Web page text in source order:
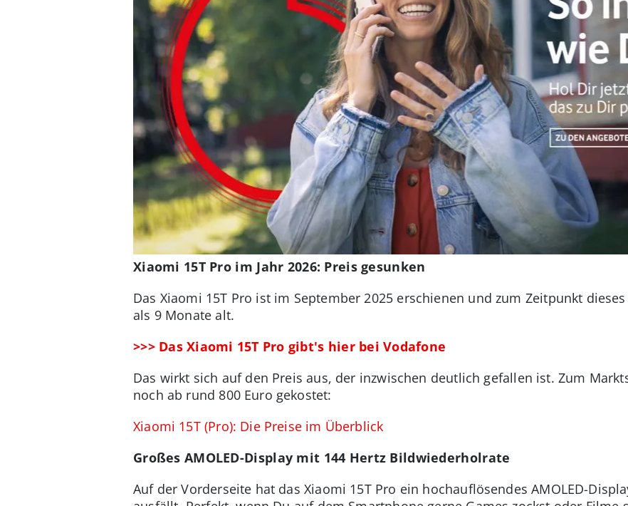
Xiaomi 15T Pro im Jahr 2026: Preis gesunken
Das Xiaomi 15T Pro ist im September 2025 erschienen und zum Zeitpunkt
als 9 Monate alt.
>>> Das Xiaomi 15T Pro gibt's hier bei Vodafone
Das wirkt sich auf den Preis aus, der inzwischen deutlich gefallen ist. Zum
noch ab rund 800 Euro gekostet:
Xiaomi 15T (Pro): Die Preise im Überblick
Großes AMOLED-Display mit 144 Hertz Bildwiederholrate
Auf der Vorderseite hat das Xiaomi 15T Pro ein hochauflösendes AMOLED-